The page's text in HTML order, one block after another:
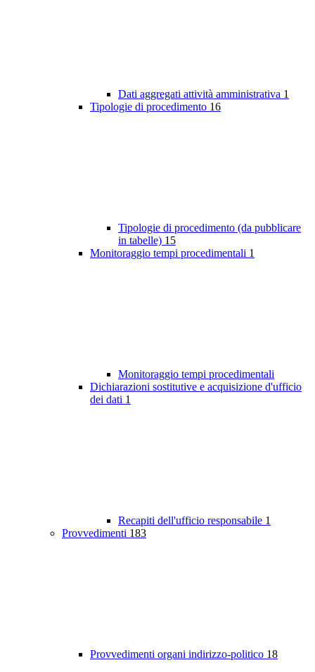
Dati aggregati attività amministrativa 1
Tipologie di procedimento 16
Tipologie di procedimento (da pubblicare
in tabelle) 15
Monitoraggio tempi procedimentali 1
Monitoraggio tempi procedimentali
Dichiarazioni sostitutive e acquisizione d'ufficio
dei dati 1
Recapiti dell'ufficio responsabile 1
Provvedimenti 183
Provvedimenti organi indirizzo-politico 18